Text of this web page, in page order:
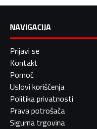
NAVIGACIJA
Prijavi se
Kontakt
Pomoć
Uslovi korišćenja
Politika privatnosti
Prava potrošača
Sigurna trgovina